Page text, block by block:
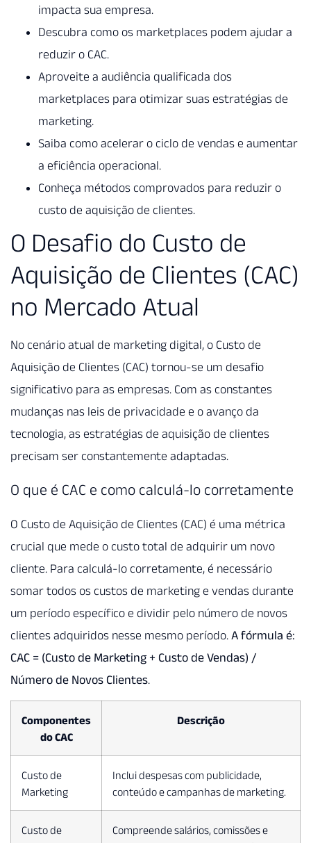
impacta sua empresa.
Descubra como os marketplaces podem ajudar a
reduzir o CAC.
Aproveite a audiência qualificada dos
marketplaces para otimizar suas estratégias de
marketing.
Saiba como acelerar o ciclo de vendas e aumentar
a eficiência operacional.
Conheça métodos comprovados para reduzir o
custo de aquisição de clientes.
O Desafio do Custo de
Aquisição de Clientes (CAC)
no Mercado Atual
No cenário atual de marketing digital, o Custo de
Aquisição de Clientes (CAC) tornou-se um desafio
significativo para as empresas. Com as constantes
mudanças nas leis de privacidade e o avanço da
tecnologia, as estratégias de aquisição de clientes
precisam ser constantemente adaptadas.
O que é CAC e como calculá-lo corretamente
O Custo de Aquisição de Clientes (CAC) é uma métrica
crucial que mede o custo total de adquirir um novo
cliente. Para calculá-lo corretamente, é necessário
somar todos os custos de marketing e vendas durante
um período específico e dividir pelo número de novos
clientes adquiridos nesse mesmo período. A fórmula é:
CAC = (Custo de Marketing + Custo de Vendas) /
Número de Novos Clientes.
Componentes
do CAC
Descrição
Custo de
Marketing
Inclui despesas com publicidade,
conteúdo e campanhas de marketing.
Custo de
Compreende salários, comissões e